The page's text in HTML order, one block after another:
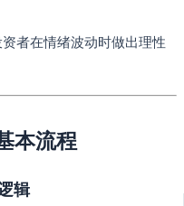
者在情绪波动时做出理性
本流程
辑